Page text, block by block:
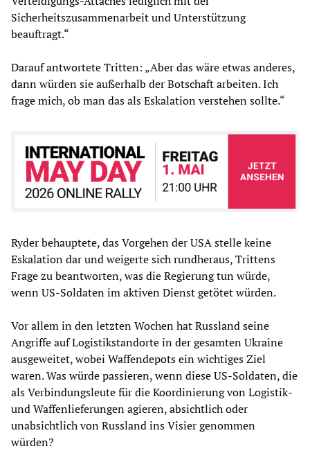
Sicherheitszusammenarbeit und Unterstützung
beauftragt.“
Darauf antwortete Tritten: „Aber das wäre etwas anderes,
dann würden sie außerhalb der Botschaft arbeiten. Ich
frage mich, ob man das als Eskalation verstehen sollte.“
Ryder behauptete, das Vorgehen der USA stelle keine
Eskalation dar und weigerte sich rundheraus, Trittens
Frage zu beantworten, was die Regierung tun würde,
wenn US-Soldaten im aktiven Dienst getötet würden.
Vor allem in den letzten Wochen hat Russland seine
Angriffe auf Logistikstandorte in der gesamten Ukraine
ausgeweitet, wobei Waffendepots ein wichtiges Ziel
waren. Was würde passieren, wenn diese US-Soldaten, die
als Verbindungsleute für die Koordinierung von Logistik-
und Waffenlieferungen agieren, absichtlich oder
unabsichtlich von Russland ins Visier genommen
würden?